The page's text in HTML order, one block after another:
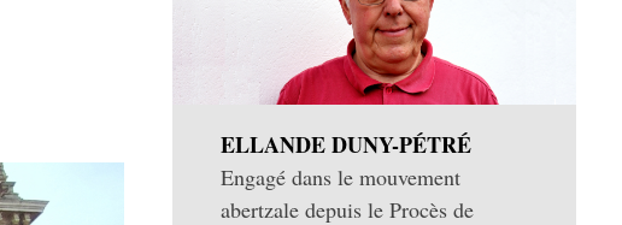
ELLANDE DUNY-PÉTRÉ
Engagé dans le mouvement
abertzale depuis le Procès de